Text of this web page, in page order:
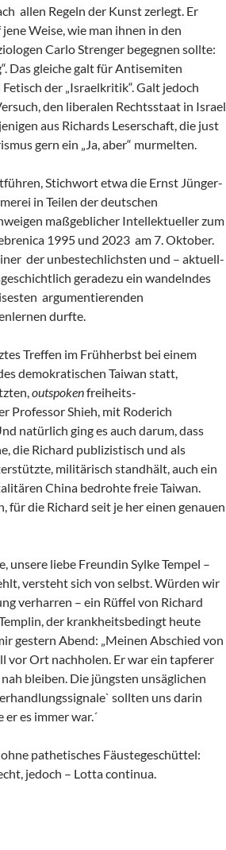
allen Regeln der Kunst zerlegt. Er
Weise, wie man ihnen in den
Carlo Strenger begegnen sollte:
Das gleiche galt für Antisemiten
der „Israelkritik“. Galt jedoch
den liberalen Rechtsstaat in Israel
aus Richards Leserschaft, die just
gern ein „Ja, aber“ murmelten.
Stichwort etwa die Ernst Jünger-
in Teilen der deutschen
maßgeblicher Intellektueller zum
1995 und 2023 am 7. Oktober.
der unbestechlichsten und – aktuell-
geradezu ein wandelndes
argumentierenden
durfte.
Treffen im Frühherbst bei einem
demokratischen Taiwan statt,
outspokenfreiheits-
Professor Shieh, mit Roderich
natürlich ging es auch darum, dass
die Richard publizistisch und als
militärisch standhält, auch ein
China bedrohte freie Taiwan.
für die Richard seit je her einen genauen
unsere liebe Freundin Sylke Tempel –
versteht sich von selbst. Würden wir
verharren – ein Rüffel von Richard
der krankheitsbedingt heute
gestern Abend: „Meinen Abschied von
vor Ort nachholen. Er war ein tapferer
bleiben. Die jüngsten unsäglichen
sollten uns darin
es immer war.´
pathetisches Fäustegeschüttel:
jedoch – Lotta continua.